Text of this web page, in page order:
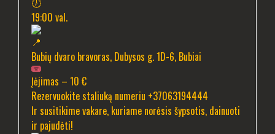
19:00 val.
Bubių dvaro bravoras, Dubysos g. 1D-6, Bubiai
Įėjimas – 10 €
Rezervuokite staliuką numeriu +37063194444
Ir susitikime vakare, kuriame norėsis šypsotis, dainuoti
ir pajudėti!